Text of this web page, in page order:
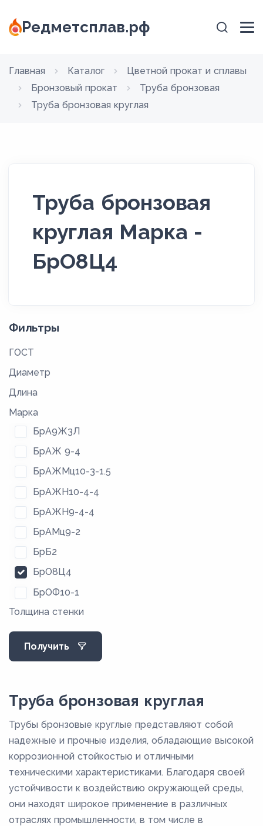
Редметсплав.рф
Главная Каталог
Цветной прокат и сплавы
Бронзовый прокат
Труба бронзовая
Труба бронзовая круглая
Труба бронзовая
круглая Марка -
БрО8Ц4
Фильтры
ГОСТ
Диаметр
Длина
Марка
БрА9Ж3Л
БрАЖ 9-4
БрАЖМц10-3-1.5
БрАЖН10-4-4
БрАЖН9-4-4
БрАМц9-2
БрБ2
БрО8Ц4
БрОФ10-1
БрОЦС5-5-5
Толщина стенки
Получить
Труба бронзовая круглая
Трубы бронзовые круглые представляют собой
надежные и прочные изделия, обладающие высокой
коррозионной стойкостью и отличными
техническими характеристиками. Благодаря своей
устойчивости к воздействию окружающей среды,
они находят широкое применение в различных
отраслях промышленности, в том числе в